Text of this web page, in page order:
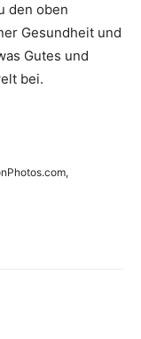
den oben
Gesundheit und
Gutes und
bei.